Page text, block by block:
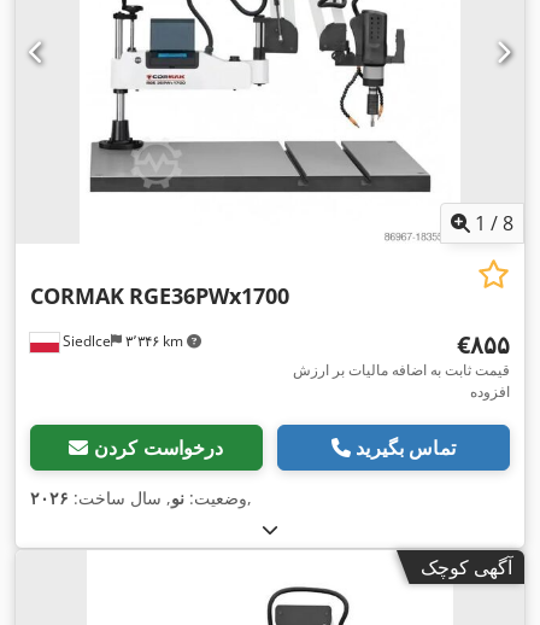
1 /8
Siedlce ۳٬۳۴۶ km
CORMAK RGE36PWx1700
‎€۸۵۵
قیمت ثابت به اضافه مالیات بر ارزش
افزوده
درخواست کردن تماس بگیرید
وضعیت: نو, سال ساخت: ۲۰۲۶ ,
آگهی کوچک